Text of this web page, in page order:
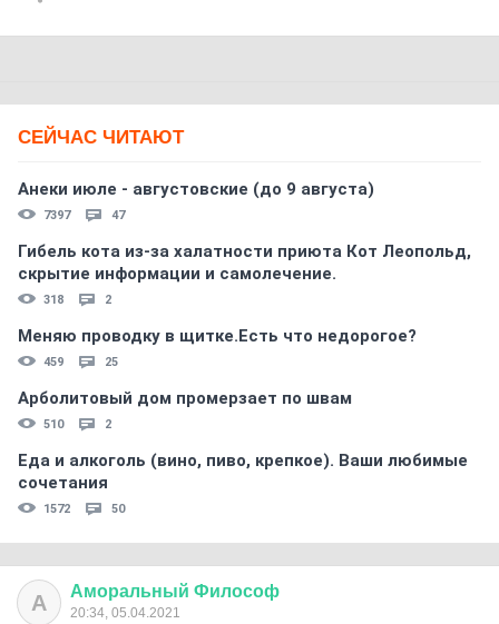
СЕЙЧАС ЧИТАЮТ
Анеки июле - августовские (до 9 августа)
7397 47
Гибель кота из-за халатности приюта Кот Леопольд,
скрытиe информации и самолечение.
318 2
Меняю проводку в щитке.Есть что недорогое?
459 25
Арболитовый дом промерзает по швам
510 2
Еда и алкоголь (вино, пиво, крепкое). Ваши любимые
сочетания
1572 50
А Аморальный Философ
20:34, 05.04.2021